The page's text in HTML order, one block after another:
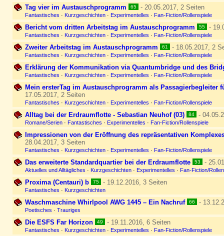
Tag vier im Austauschprogramm 65 - 20.05.2017, 2 Seiten
Fantastisches · Kurzgeschichten · Experimentelles · Fan-Fiction/Rollenspiele
Bericht vom dritten Arbeitstag im Austauschprogramm 55 -
Fantastisches · Kurzgeschichten · Experimentelles · Fan-Fiction/Rollenspiele
Zweiter Arbeitstag im Austauschprogramm 61 - 18.05.2017, 2
Fantastisches · Kurzgeschichten · Experimentelles · Fan-Fiction/Rollenspiele
Erklärung der Kommunikation via Quantumbridge und des
Fantastisches · Kurzgeschichten · Experimentelles · Fan-Fiction/Rollenspiele
Mein ersterTag im Austauschprogramm als Passagierbegleiter
17.05.2017, 2 Seiten
Fantastisches · Kurzgeschichten · Experimentelles · Fan-Fiction/Rollenspiele
Alltag bei der Erdraumflotte - Sebastian Neuhof (03) 84 -
Romane/Serien · Fantastisches · Experimentelles · Fan-Fiction/Rollenspiele
Impressionen von der Eröffnung des repräsentativen
28.04.2017, 3 Seiten
Fantastisches · Kurzgeschichten · Experimentelles · Fan-Fiction/Rollenspiele
Das erweiterte Standardquartier bei der Erdraumflotte 53 -
Aktuelles und Alltägliches · Kurzgeschichten · Experimentelles · Fan-Fiction/
Proxima (Centauri) b 75 - 19.12.2016, 3 Seiten
Fantastisches · Kurzgeschichten
Waschmaschine Whirlpool AWG 1445 – Ein Nachruf 66 -
Poetisches · Trauriges
Die ESFS Far Horizon 49 - 19.11.2016, 6 Seiten
Fantastisches · Kurzgeschichten · Experimentelles · Fan-Fiction/Rollenspiele